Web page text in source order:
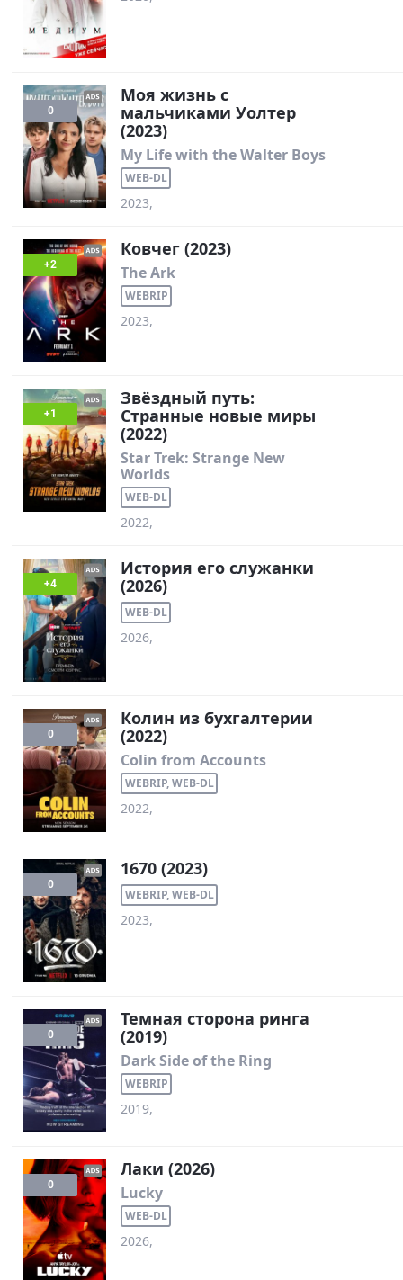
0
Моя жизнь с
мальчиками Уолтер
(2023)
My Life with the Walter Boys
WEB-DL
2023,
+2
Ковчег (2023)
The Ark
WEBRIP
2023,
+1
Звёздный путь:
Странные новые миры
(2022)
Star Trek: Strange New
Worlds
WEB-DL
2022,
+4
История его служанки
(2026)
WEB-DL
2026,
0
Колин из бухгалтерии
(2022)
Colin from Accounts
WEBRIP, WEB-DL
2022,
0
1670 (2023)
WEBRIP, WEB-DL
2023,
0
Темная сторона ринга
(2019)
Dark Side of the Ring
WEBRIP
2019,
0
Лаки (2026)
Lucky
WEB-DL
2026,